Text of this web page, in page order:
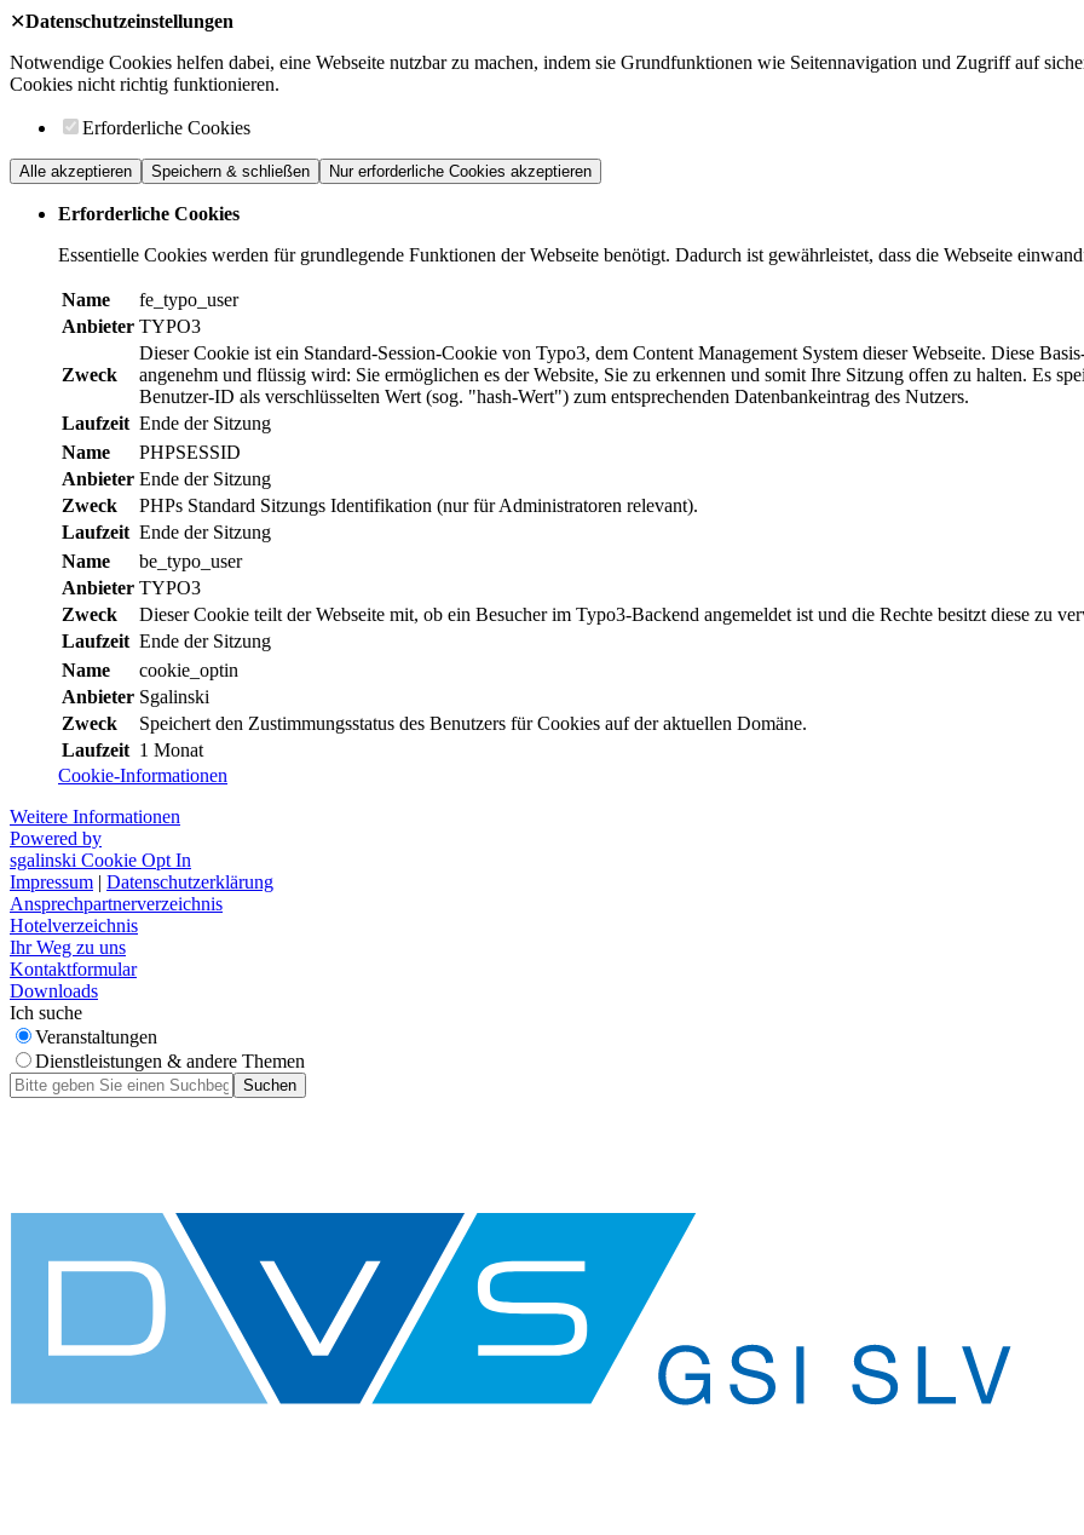
✕Datenschutzeinstellungen
Notwendige Cookies helfen dabei, eine Webseite nutzbar zu machen, indem sie Grundfunktionen wie Seitennavigation und Zugriff auf
Cookies nicht richtig funktionieren.
Erforderliche Cookies
Alle akzeptieren Speichern & schließen Nur erforderliche Cookies akzeptieren
Erforderliche Cookies
Essentielle Cookies werden für grundlegende Funktionen der Webseite benötigt. Dadurch ist gewährleistet, dass die Webseite
Name
fe_typo_user
Anbieter TYPO3
Zweck
Dieser Cookie ist ein Standard-Session-Cookie von Typo3, dem Content Management System dieser Webseite. Diese
angenehm und flüssig wird: Sie ermöglichen es der Website, Sie zu erkennen und somit Ihre Sitzung offen zu halten. Es
Benutzer-ID als verschlüsselten Wert (sog. "hash-Wert") zum entsprechenden Datenbankeintrag des Nutzers.
Laufzeit Ende der Sitzung
Name
PHPSESSID
Anbieter Ende der Sitzung
Zweck
PHPs Standard Sitzungs Identifikation (nur für Administratoren relevant).
Laufzeit Ende der Sitzung
Name
be_typo_user
Anbieter TYPO3
Zweck
Dieser Cookie teilt der Webseite mit, ob ein Besucher im Typo3-Backend angemeldet ist und die Rechte besitzt diese zu
Laufzeit Ende der Sitzung
Name
cookie_optin
Anbieter Sgalinski
Zweck
Speichert den Zustimmungsstatus des Benutzers für Cookies auf der aktuellen Domäne.
Laufzeit 1 Monat
Cookie-Informationen
Weitere Informationen
Powered by
sgalinski Cookie Opt In
Impressum | Datenschutzerklärung
Ansprechpartnerverzeichnis
Hotelverzeichnis
Ihr Weg zu uns
Kontaktformular
Downloads
Ich suche
Veranstaltungen
Dienstleistungen & andere Themen
Suchen